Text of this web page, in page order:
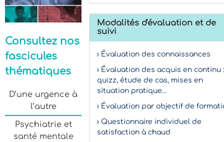
Consultez nos
fascicules
thématiques
D’une urgence à
l’autre
Psychiatrie et
santé mentale
Modalités d'évaluation et de
suivi
› Évaluation des connaissances
› Évaluation des acquis en continu :
quizz, étude de cas, mises en
situation pratique…
› Évaluation par objectif de
› Questionnaire individuel de
satisfaction à chaud